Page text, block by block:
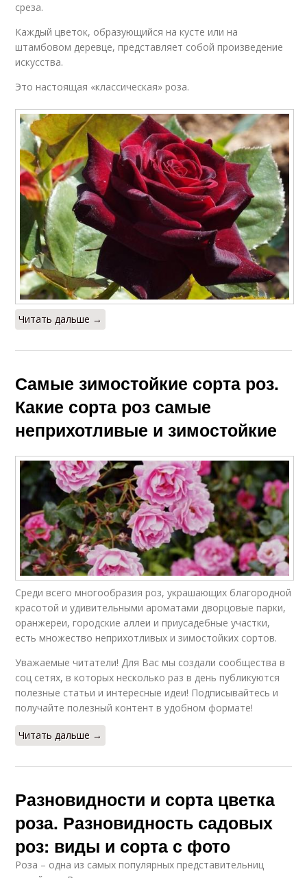
среза.
Каждый цветок, образующийся на кусте или на
штамбовом деревце, представляет собой произведение
искусства.
Это настоящая «классическая» роза.
Читать дальше →
Самые зимостойкие сорта роз.
Какие сорта роз самые
неприхотливые и зимостойкие
Среди всего многообразия роз, украшающих благородной
красотой и удивительными ароматами дворцовые парки,
оранжереи, городские аллеи и приусадебные участки,
есть множество неприхотливых и зимостойких сортов.
Уважаемые читатели! Для Вас мы создали сообщества в
соц сетях, в которых несколько раз в день публикуются
полезные статьи и интересные идеи! Подписывайтесь и
получайте полезный контент в удобном формате!
Читать дальше →
Разновидности и сорта цветка
роза. Разновидность садовых
роз: виды и сорта с фото
Роза – одна из самых популярных представительниц